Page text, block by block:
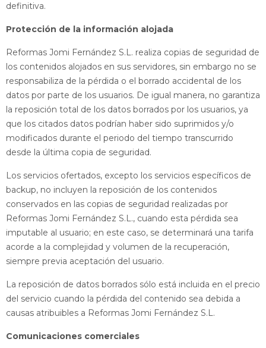
definitiva.
Protección de la información alojada
Reformas Jomi Fernández S.L. realiza copias de seguridad de
los contenidos alojados en sus servidores, sin embargo no se
responsabiliza de la pérdida o el borrado accidental de los
datos por parte de los usuarios. De igual manera, no garantiza
la reposición total de los datos borrados por los usuarios, ya
que los citados datos podrían haber sido suprimidos y/o
modificados durante el periodo del tiempo transcurrido
desde la última copia de seguridad.
Los servicios ofertados, excepto los servicios específicos de
backup, no incluyen la reposición de los contenidos
conservados en las copias de seguridad realizadas por
Reformas Jomi Fernández S.L., cuando esta pérdida sea
imputable al usuario; en este caso, se determinará una tarifa
acorde a la complejidad y volumen de la recuperación,
siempre previa aceptación del usuario.
La reposición de datos borrados sólo está incluida en el precio
del servicio cuando la pérdida del contenido sea debida a
causas atribuibles a Reformas Jomi Fernández S.L.
Comunicaciones comerciales